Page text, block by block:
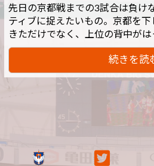
先日の京都戦までの3試合は負け
ティブに捉えたいもの。京都を
きただけでなく、上位の背中がは
続きを読